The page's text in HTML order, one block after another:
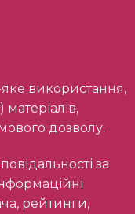
дозволу.
рейтинги,